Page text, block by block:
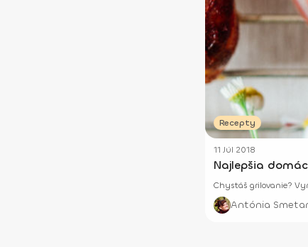
Recepty
11 Júl 2018
Najlepšia
Chystáš grilovanie?
Antónia